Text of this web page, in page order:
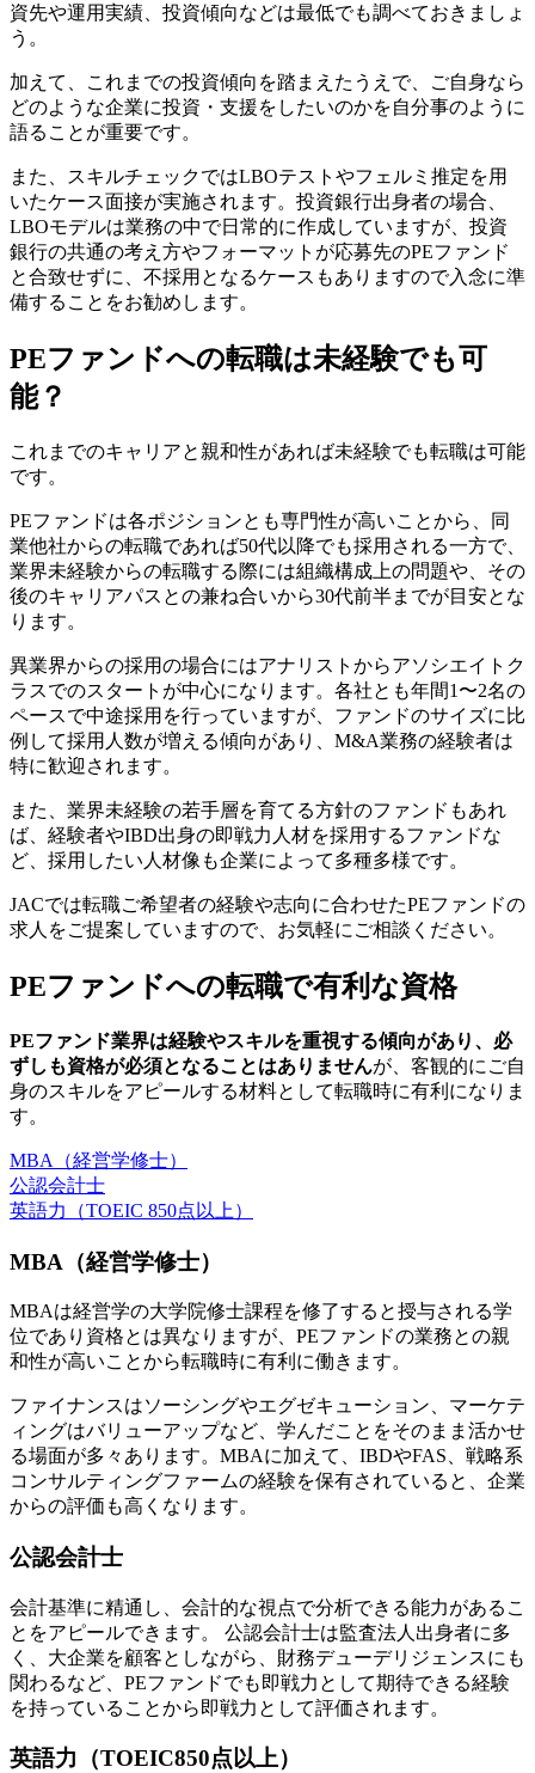
資先や運用実績、投資傾向などは最低でも調べておきましょ
う。
加えて、これまでの投資傾向を踏まえたうえで、ご自身なら
どのような企業に投資・支援をしたいのかを自分事のように
語ることが重要です。
また、スキルチェックではLBOテストやフェルミ推定を用
いたケース面接が実施されます。投資銀行出身者の場合、
LBOモデルは業務の中で日常的に作成していますが、投資
銀行の共通の考え方やフォーマットが応募先のPEファンド
と合致せずに、不採用となるケースもありますので入念に準
備することをお勧めします。
PEファンドへの転職は未経験でも可
能？
これまでのキャリアと親和性があれば未経験でも転職は可能
です。
PEファンドは各ポジションとも専門性が高いことから、同
業他社からの転職であれば50代以降でも採用される一方で、
業界未経験からの転職する際には組織構成上の問題や、その
後のキャリアパスとの兼ね合いから30代前半までが目安とな
ります。
異業界からの採用の場合にはアナリストからアソシエイトク
ラスでのスタートが中心になります。各社とも年間1〜2名の
ペースで中途採用を行っていますが、ファンドのサイズに比
例して採用人数が増える傾向があり、M&A業務の経験者は
特に歓迎されます。
また、業界未経験の若手層を育てる方針のファンドもあれ
ば、経験者やIBD出身の即戦力人材を採用するファンドな
ど、採用したい人材像も企業によって多種多様です。
JACでは転職ご希望者の経験や志向に合わせたPEファンドの
求人をご提案していますので、お気軽にご相談ください。
PEファンドへの転職で有利な資格
PEファンド業界は経験やスキルを重視する傾向があり、必
ずしも資格が必須となることはありませんが、客観的にご自
身のスキルをアピールする材料として転職時に有利になりま
す。
MBA（経営学修士）
公認会計士
英語力（TOEIC 850点以上）
MBA（経営学修士）
MBAは経営学の大学院修士課程を修了すると授与される学
位であり資格とは異なりますが、PEファンドの業務との親
和性が高いことから転職時に有利に働きます。
ファイナンスはソーシングやエグゼキューション、マーケテ
ィングはバリューアップなど、学んだことをそのまま活かせ
る場面が多々あります。MBAに加えて、IBDやFAS、戦略系
コンサルティングファームの経験を保有されていると、企業
からの評価も高くなります。
公認会計士
会計基準に精通し、会計的な視点で分析できる能力があるこ
とをアピールできます。 公認会計士は監査法人出身者に多
く、大企業を顧客としながら、財務デューデリジェンスにも
関わるなど、PEファンドでも即戦力として期待できる経験
を持っていることから即戦力として評価されます。
英語力（TOEIC850点以上）